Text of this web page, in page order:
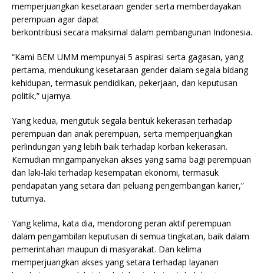
memperjuangkan kesetaraan gender serta memberdayakan
perempuan agar dapat
berkontribusi secara maksimal dalam pembangunan Indonesia.
“Kami BEM UMM mempunyai 5 aspirasi serta gagasan, yang
pertama, mendukung kesetaraan gender dalam segala bidang
kehidupan, termasuk pendidikan, pekerjaan, dan keputusan
politik,” ujarnya.
Yang kedua, mengutuk segala bentuk kekerasan terhadap
perempuan dan anak perempuan, serta memperjuangkan
perlindungan yang lebih baik terhadap korban kekerasan.
Kemudian mngampanyekan akses yang sama bagi perempuan
dan laki-laki terhadap kesempatan ekonomi, termasuk
pendapatan yang setara dan peluang pengembangan karier,”
tuturnya.
Yang kelima, kata dia, mendorong peran aktif perempuan
dalam pengambilan keputusan di semua tingkatan, baik dalam
pemerintahan maupun di masyarakat. Dan kelima
memperjuangkan akses yang setara terhadap layanan